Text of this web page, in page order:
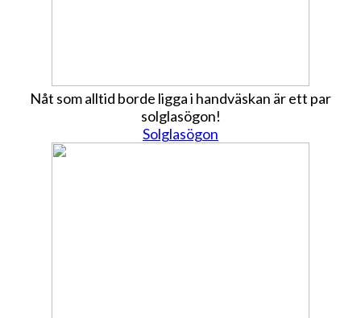
Nåt som alltid borde ligga i handväskan är ett par
solglasögon!
Solglasögon